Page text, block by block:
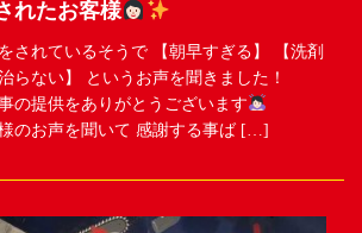
れたお客様
されているそうで 【朝早すぎる】 【洗剤
らない】 というお声を聞きました！
の提供をありがとうございます
のお声を聞いて 感謝する事ば […]